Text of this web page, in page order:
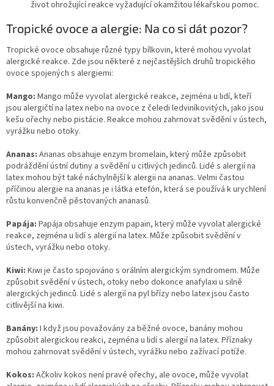
život ohrožující reakce vyžadující okamžitou lékařskou pomoc.
Tropické ovoce a alergie: Na co si dát pozor?
Tropické ovoce obsahuje různé typy bílkovin, které mohou vyvolat
alergické reakce. Zde jsou některé z nejčastějších druhů tropického
ovoce spojených s alergiemi:
Mango: Mango může vyvolat alergické reakce, zejména u lidí, kteří
jsou alergičtí na latex nebo na ovoce z čeledi ledviníkovitých, jako jsou
kešu ořechy nebo pistácie. Reakce mohou zahrnovat svědění v ústech,
vyrážku nebo otoky.
Ananas: Ananas obsahuje enzym bromelain, který může způsobit
podráždění ústní dutiny a svědění u citlivých jedinců. Lidé s alergií na
latex mohou být také náchylnější k alergii na ananas. Velmi častou
příčinou alergie na ananas je i látka etefón, která se používá k urychlení
růstu konvenčně pěstovaných ananasů.
Papája: Papája obsahuje enzym papain, který může vyvolat alergické
reakce, zejména u lidí s alergií na latex. Může způsobit svědění v
ústech, vyrážku nebo otoky.
Kiwi: Kiwi je často spojováno s orálním alergickým syndromem. Může
způsobit svědění v ústech, otoky nebo dokonce anafylaxi u silně
alergických jedinců. Lidé s alergií na pyl břízy nebo latex jsou často
citlivější na kiwi.
Banány: I když jsou považovány za běžné ovoce, banány mohou
způsobit alergickou reakci, zejména u lidí s alergií na latex. Příznaky
mohou zahrnovat svědění v ústech, vyrážku nebo zažívací potíže.
Kokos: Ačkoliv kokos není pravé ořechy, ale ovoce, může vyvolat